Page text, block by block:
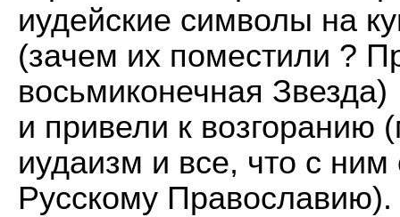
иудейские символы на
(зачем их поместили ?
восьмиконечная Звезда)
и привели к возгоранию
иудаизм и все, что с
Русскому Православию).